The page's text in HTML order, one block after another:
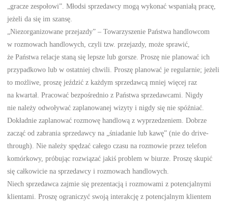
„gracze zespołowi”. Młodsi sprzedawcy mogą wykonać wspaniałą pracę,
jeżeli da się im szansę.
„Niezorganizowane przejazdy” – Towarzyszenie Państwa handlowcom
w rozmowach handlowych, czyli tzw. przejazdy, może sprawić,
że Państwa relacje staną się lepsze lub gorsze. Proszę nie planować ich
przypadkowo lub w ostatniej chwili. Proszę planować je regularnie; jeżeli
to możliwe, proszę jeździć z każdym sprzedawcą mniej więcej raz
na kwartał. Pracować bezpośrednio z Państwa sprzedawcami. Nigdy
nie należy odwoływać zaplanowanej wizyty i nigdy się nie spóźniać.
Dokładnie zaplanować rozmowę handlową z wyprzedzeniem. Dobrze
zacząć od zabrania sprzedawcy na „śniadanie lub kawę” (nie do drive-
through). Nie należy spędzać całego czasu na rozmowie przez telefon
komórkowy, próbując rozwiązać jakiś problem w biurze. Proszę skupić
się całkowicie na sprzedawcy i rozmowach handlowych.
Niech sprzedawca zajmie się prezentacją i rozmowami z potencjalnymi
klientami. Proszę ograniczyć swoją interakcję z potencjalnym klientem